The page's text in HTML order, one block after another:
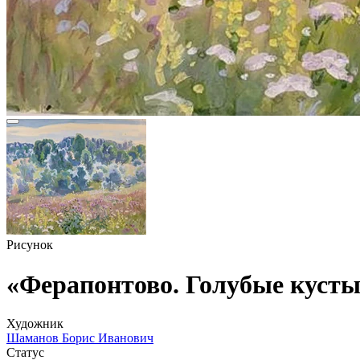
Рисунок
«Ферапонтово. Голубые
Художник
Шаманов Борис Иванович
Статус